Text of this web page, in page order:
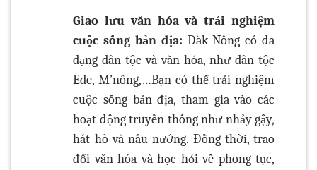
Giao lưu văn hóa và trải nghiệm
cuộc sống bản địa: Đăk Nông có đa
dạng dân tộc và văn hóa, như dân tộc
Ede, M’nông,…Bạn có thể trải nghiệm
cuộc sống bản địa, tham gia vào các
hoạt động truyền thống như nhảy gậy,
hát hò và nấu nướng. Đồng thời, trao
đổi văn hóa và học hỏi về phong tục,